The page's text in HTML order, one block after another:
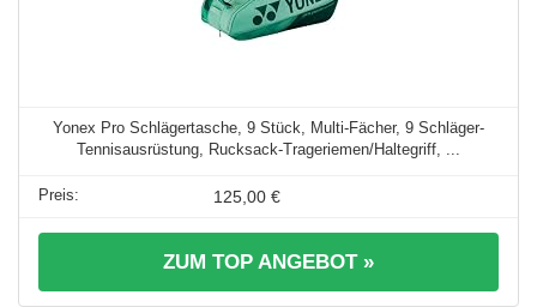
Yonex Pro Schlägertasche, 9 Stück, Multi-Fächer, 9 Schläger-
Tennisausrüstung, Rucksack-Trageriemen/Haltegriff, ...
125,00 €
ZUM TOP ANGEBOT »